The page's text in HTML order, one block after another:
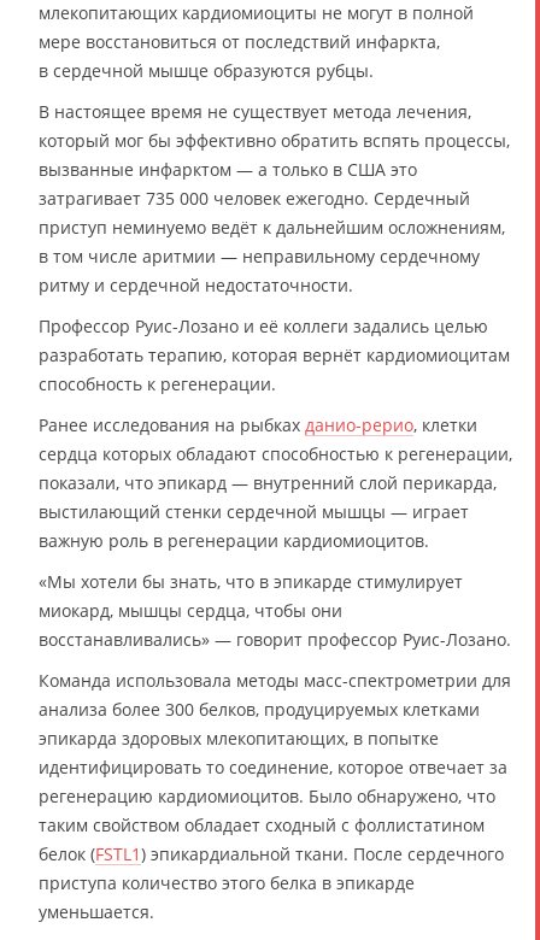
млекопитающих кардиомиоциты не могут в полной
мере восстановиться от последствий инфаркта,
в сердечной мышце образуются рубцы.
В настоящее время не существует метода лечения,
который мог бы эффективно обратить вспять процессы,
вызванные инфарктом — а только в США это
затрагивает 735 000 человек ежегодно. Сердечный
приступ неминуемо ведёт к дальнейшим осложнениям,
в том числе аритмии — неправильному сердечному
ритму и сердечной недостаточности.
Профессор Руис-Лозано и её коллеги задались целью
разработать терапию, которая вернёт кардиомиоцитам
способность к регенерации.
Ранее исследования на рыбках данио-рерио, клетки
сердца которых обладают способностью к регенерации,
показали, что эпикард — внутренний слой перикарда,
выстилающий стенки сердечной мышцы — играет
важную роль в регенерации кардиомиоцитов.
«Мы хотели бы знать, что в эпикарде стимулирует
миокард, мышцы сердца, чтобы они
восстанавливались» — говорит профессор Руис-Лозано.
Команда использовала методы масс-спектрометрии для
анализа более 300 белков, продуцируемых клетками
эпикарда здоровых млекопитающих, в попытке
идентифицировать то соединение, которое отвечает за
регенерацию кардиомиоцитов. Было обнаружено, что
таким свойством обладает сходный с фоллистатином
белок (FSTL1) эпикардиальной ткани. После сердечного
приступа количество этого белка в эпикарде
уменьшается.